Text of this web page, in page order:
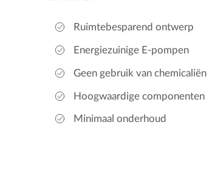
Ruimtebesparend ontwerp
Energiezuinige E-pompen
Geen gebruik van chemicaliën
Hoogwaardige componenten
Minimaal onderhoud